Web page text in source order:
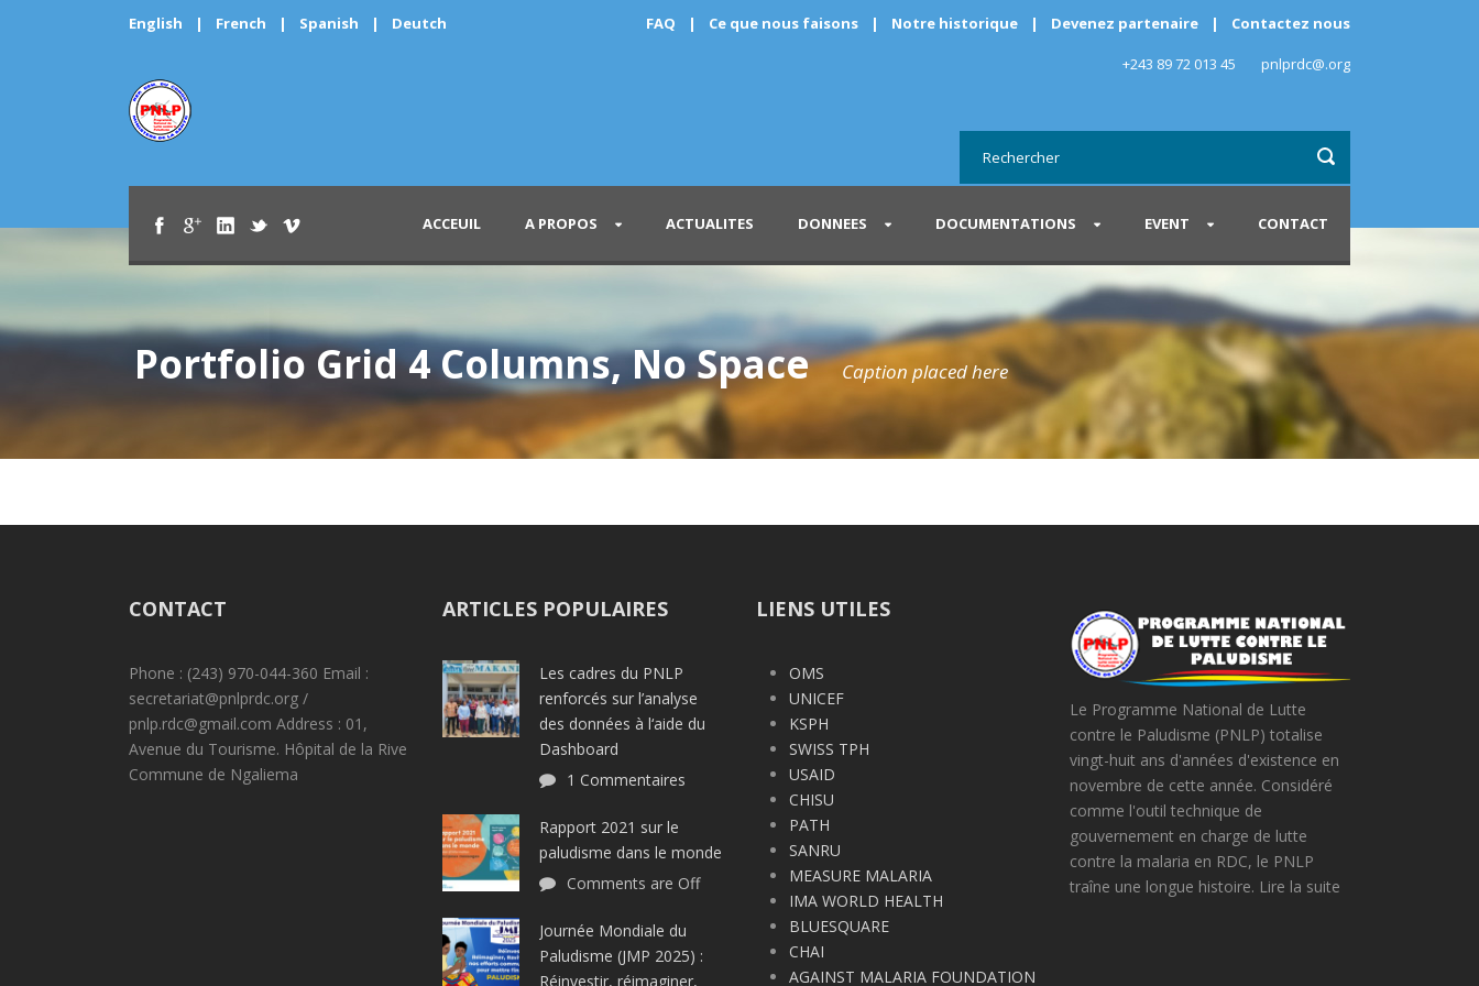
English | French | Spanish | Deutch FAQ | Ce que nous faisons | Notre historique | Devenez partenaire | Contactez nous
+243 89 72 013 45 pnlprdc@.org
ACCEUIL A PROPOS ACTUALITES DONNEES DOCUMENTATIONS EVENT CONTACT
Portfolio Grid 4 Columns, No Space Caption placed here
CONTACT
Phone : (243) 970-044-360 Email :
secretariat@pnlprdc.org /
pnlp.rdc@gmail.com Address : 01,
Avenue du Tourisme. Hôpital de la Rive
Commune de Ngaliema
ARTICLES POPULAIRES
Les cadres du PNLP
renforcés sur l’analyse
des données à l‘aide du
Dashboard
1 Commentaires
Rapport 2021 sur le
paludisme dans le monde
Comments are Off
Journée Mondiale du
Paludisme (JMP 2025) :
Réinvestir, réimaginer,
LIENS UTILES
OMS
UNICEF
KSPH
SWISS TPH
USAID
CHISU
PATH
SANRU
MEASURE MALARIA
IMA WORLD HEALTH
BLUESQUARE
CHAI
AGAINST MALARIA FOUNDATION
Le Programme National de Lutte
contre le Paludisme (PNLP) totalise
vingt-huit ans d'années d'existence en
novembre de cette année. Considéré
comme l'outil technique de
gouvernement en charge de lutte
contre la malaria en RDC, le PNLP
traîne une longue histoire. Lire la suite